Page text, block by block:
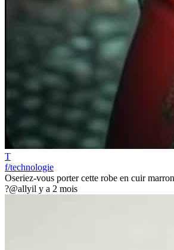
T
f/technologie
Oseriez-vous porter cette robe en cuir
?@allyil y a 2 mois